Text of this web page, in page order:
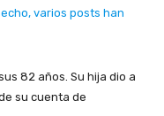
varios posts han
82 años. Su hija dio a
su cuenta de